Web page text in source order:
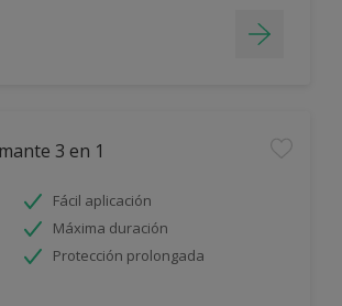
3 en 1
Fácil aplicación
Máxima duración
Protección prolongada